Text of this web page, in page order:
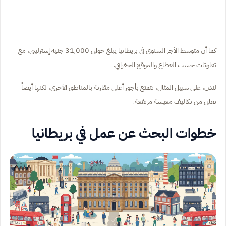
كما أن متوسط الأجر السنوي في بريطانيا يبلغ حوالي 31,000 جنيه إسترليني، مع
تفاوتات حسب القطاع والموقع الجغرافي.
لندن، على سبيل المثال، تتمتع بأجور أعلى مقارنة بالمناطق الأخرى، لكنها أيضاً
تعاني من تكاليف معيشة مرتفعة.
خطوات البحث عن عمل في بريطانيا